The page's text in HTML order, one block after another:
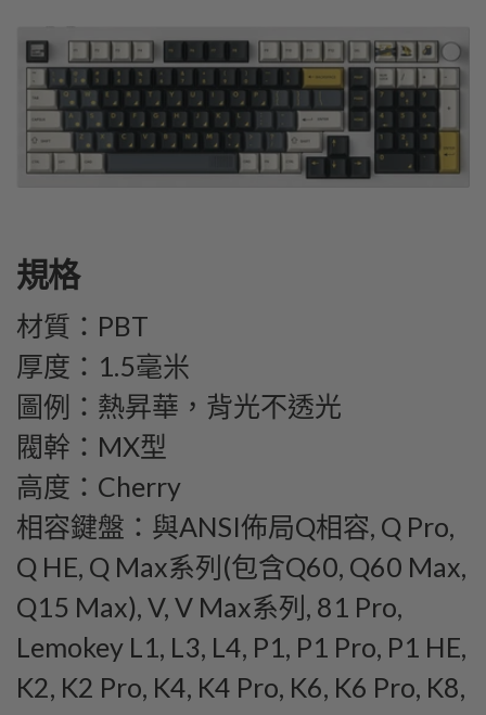
規格
材質：PBT
厚度：1.5毫米
圖例：熱昇華，背光不透光
閥幹：MX型
高度：Cherry
相容鍵盤：與ANSI佈局Q相容, Q Pro,
Q HE, Q Max系列(包含Q60, Q60 Max,
Q15 Max), V, V Max系列, 81 Pro,
Lemokey L1, L3, L4, P1, P1 Pro, P1 HE,
K2, K2 Pro, K4, K4 Pro, K6, K6 Pro, K8,